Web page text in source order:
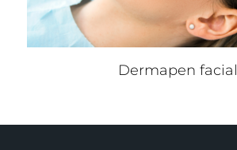
Dermapen facial